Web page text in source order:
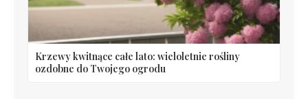
Krzewy kwitnące całe lato: wieloletnie rośliny
ozdobne do Twojego ogrodu